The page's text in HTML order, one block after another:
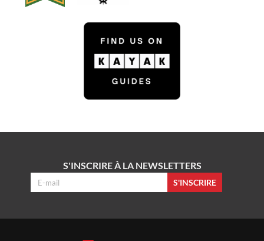
S'INSCRIRE À LA NEWSLETTERS
S'INSCRIRE